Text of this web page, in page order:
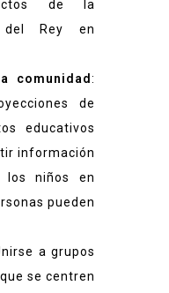
de la
del Rey en
comunidad :
de
educativos
información
los niños en
pueden
a grupos
se centren